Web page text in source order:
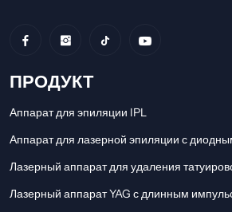
ПРОДУКТ
Аппарат для эпиляции IPL
Аппарат для лазерной эпиляции с
Лазерный аппарат для удаления
Лазерный аппарат YAG с длинным